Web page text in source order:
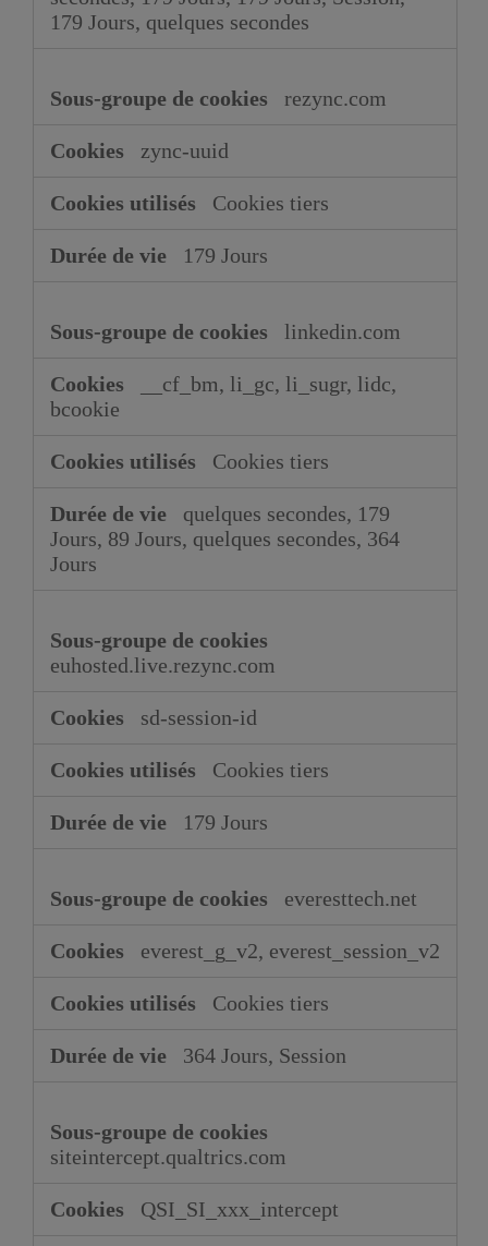
179 Jours, quelques secondes
rezync.com
zync-uuid
Cookies tiers
179 Jours
linkedin.com
__cf_bm, li_gc, li_sugr, lidc,
bcookie
Cookies tiers
quelques secondes, 179
Jours, 89 Jours, quelques secondes, 364
Jours
euhosted.live.rezync.com
sd-session-id
Cookies tiers
179 Jours
everesttech.net
everest_g_v2, everest_session_v2
Cookies tiers
364 Jours, Session
siteintercept.qualtrics.com
QSI_SI_xxx_intercept